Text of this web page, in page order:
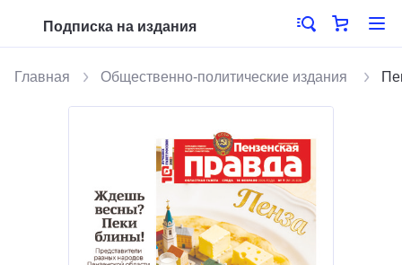
Подписка на издания
Главная Общественно-политические издания